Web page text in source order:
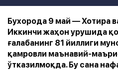
Бухорода 9 май — Хотира
Иккинчи жаҳон урушида
ғалабанинг 81 йиллиги
қамровли маънавий-
ўтказилмоқда. Бу сана